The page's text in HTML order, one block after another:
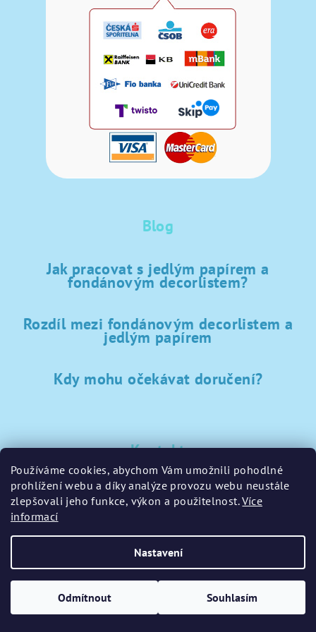
Používáme cookies, abychom Vám umožnili pohodlné
prohlížení webu a díky analýze provozu webu neustále
zlepšovali jeho funkce, výkon a použitelnost.Více
informací
Nastavení
Odmítnout Souhlasím
Blog
Jak pracovat s jedlým papírem a
fondánovým decorlistem?
Rozdíl mezi fondánovým decorlistem a
jedlým papírem
Kdy mohu očekávat doručení?
Kontakt
sklad@sladke-potreby.cz
+420 797728283
Upravit nastavení cookies
Vytvořil Shoptet